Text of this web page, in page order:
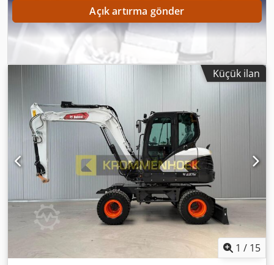
Açık artırma gönder
Küçük ilan
1 / 15